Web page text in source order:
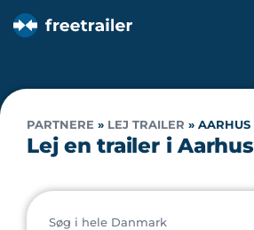
PARTNERE » LEJ TRAILER » AARHUS
Lej en trailer i Aarhus
Søg i hele Danmark